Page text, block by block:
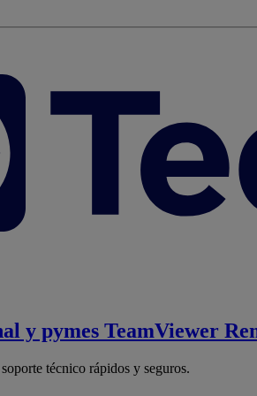
y pymes TeamViewer
técnico rápidos y seguros.